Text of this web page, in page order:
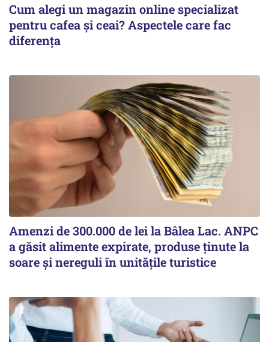
Cum alegi un magazin online specializat
pentru cafea și ceai? Aspectele care fac
diferența
Amenzi de 300.000 de lei la Bâlea Lac. ANPC
a găsit alimente expirate, produse ținute la
soare și nereguli în unitățile turistice